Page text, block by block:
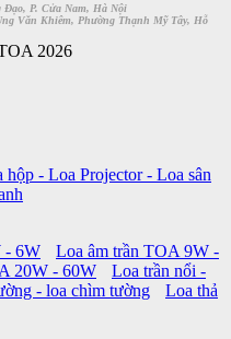
Đạo, P. Cửa Nam, Hà Nội
Văn Khiêm, Phường Thạnh Mỹ Tây, Hỗ
2026
hộp - Loa Projector - Loa sân
- 6W
Loa âm trần TOA 9W -
20W - 60W
Loa trần nổi -
- loa chìm tường
Loa thả